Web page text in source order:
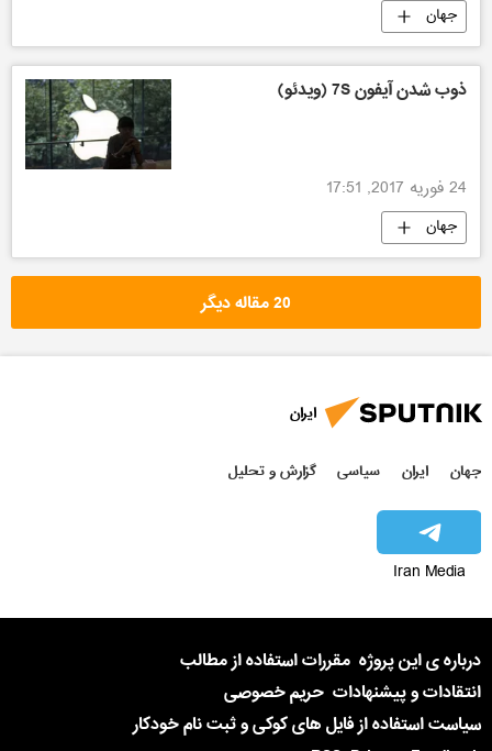
جهان
ذوب شدن آیفون 7S (ویدئو)
24 فوریه 2017, 17:51
جهان
20 مقاله دیگر
ایران
جهان ایران سیاسی گزارش و تحلیل
Iran Media
درباره ی این پروژه مقررات استفاده از مطالب
انتقادات و پیشنهادات حریم خصوصی
سیاست استفاده از فایل های کوکی و ثبت نام خودکار